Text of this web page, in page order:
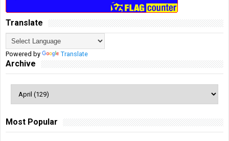
Translate
Powered by Translate
Archive
Most Popular